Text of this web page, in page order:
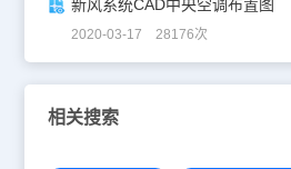
新风系统CAD中央空调布置图
2020-03-17 28176次
相关搜索